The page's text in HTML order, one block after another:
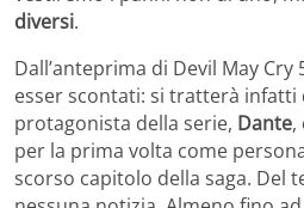
diversi.
Dall’anteprima di Devil May
esser scontati: si tratterà infatti
protagonista della serie, Dante,
per la prima volta come
scorso capitolo della saga. Del